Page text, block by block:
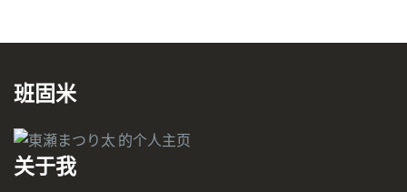
班固米
关于我